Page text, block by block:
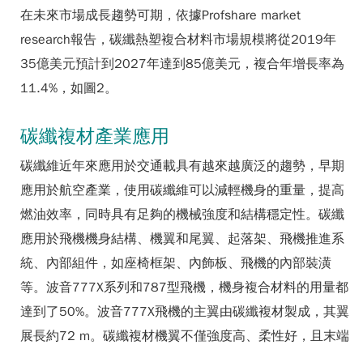
在未來市場成長趨勢可期，依據Profshare market
research報告，碳纖熱塑複合材料市場規模將從2019年
35億美元預計到2027年達到85億美元，複合年增長率為
11.4%，如圖2。
碳纖複材產業應用
碳纖維近年來應用於交通載具有越來越廣泛的趨勢，早期
應用於航空產業，使用碳纖維可以減輕機身的重量，提高
燃油效率，同時具有足夠的機械強度和結構穩定性。碳纖
應用於飛機機身結構、機翼和尾翼、起落架、飛機推進系
統、內部組件，如座椅框架、內飾板、飛機的內部裝潢
等。波音777X系列和787型飛機，機身複合材料的用量都
達到了50%。波音777X飛機的主翼由碳纖複材製成，其翼
展長約72 m。碳纖複材機翼不僅強度高、柔性好，且末端